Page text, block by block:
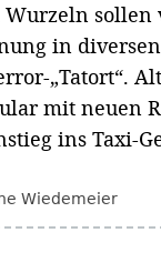
in
„Tatort“.
mit neuen
ins Taxi-
Wiedemeier